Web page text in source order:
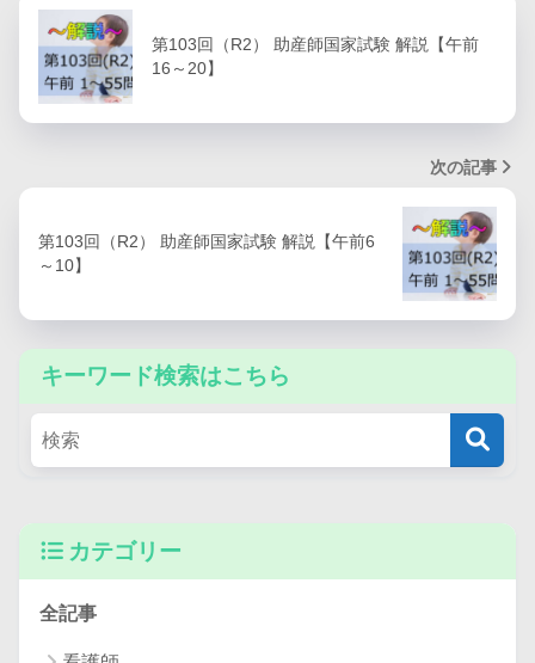
第103回（R2） 助産師国家試験 解説【午前
16～20】
次の記事
第103回（R2） 助産師国家試験 解説【午前6
～10】
キーワード検索はこちら
カテゴリー
全記事